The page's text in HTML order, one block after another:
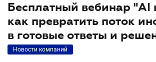
Бесплатный вебинар "AI
как превратить поток
в готовые ответы и
Новости компаний